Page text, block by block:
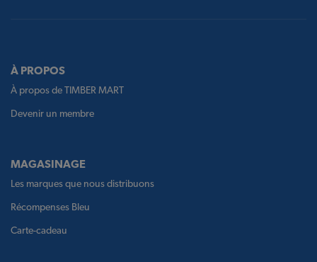
À PROPOS
À propos de TIMBER MART
Devenir un membre
MAGASINAGE
Les marques que nous distribuons
Récompenses Bleu
Carte-cadeau